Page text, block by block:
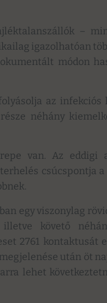
–
igazolhatóan
módon
az infekciós
néhány
van. Az eddigi
csúcspontja
egy viszonylag
illetve követő
2761 kontaktusát
után öt
lehet